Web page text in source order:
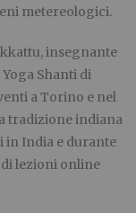
metereologici.
insegnante
Shanti di
a Torino e nel
tradizione indiana
in India e durante
lezioni online